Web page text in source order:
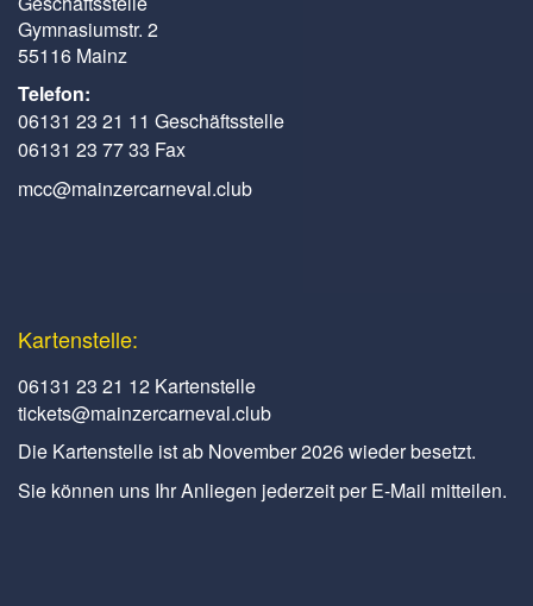
Gymnasiumstr. 2
55116 Mainz
Telefon:
06131 23 21 11 Geschäftsstelle
06131 23 77 33 Fax
mcc@mainzercarneval.club
Kartenstelle:
06131 23 21 12 Kartenstelle
tickets@mainzercarneval.club
Die Kartenstelle ist ab November 2026 wieder besetzt.
Sie können uns Ihr Anliegen jederzeit per E-Mail mitteilen.